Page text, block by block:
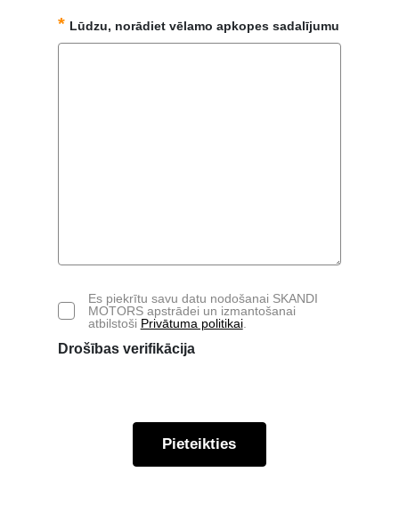
Lūdzu, norādiet vēlamo apkopes sadalījumu
Es piekrītu savu datu nodošanai SKANDI
MOTORS apstrādei un izmantošanai
atbilstoši Privātuma politikai.
Drošības verifikācija
Pieteikties